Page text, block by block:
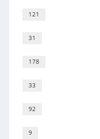
121
31
178
33
92
9